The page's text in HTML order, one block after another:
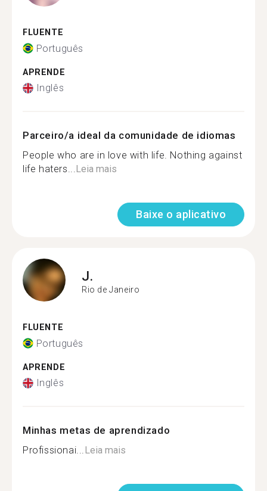
FLUENTE
Português
APRENDE
Inglês
Parceiro/a ideal da comunidade de idiomas
People who are in love with life. Nothing against
life haters...Leia mais
Baixe o aplicativo
J.
Rio de Janeiro
FLUENTE
Português
APRENDE
Inglês
Minhas metas de aprendizado
Profissionai...Leia mais